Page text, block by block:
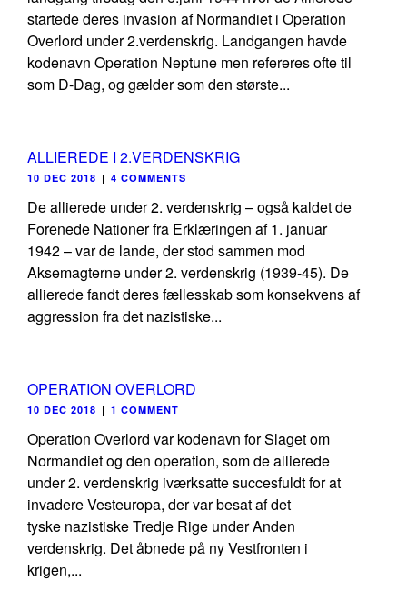
startede deres invasion af Normandiet i Operation
Overlord under 2.verdenskrig. Landgangen havde
kodenavn Operation Neptune men refereres ofte til
som D-Dag, og gælder som den største...
ALLIEREDE I 2.VERDENSKRIG
10 DEC 2018 | 4 COMMENTS
De allierede under 2. verdenskrig – også kaldet de
Forenede Nationer fra Erklæringen af 1. januar
1942 – var de lande, der stod sammen mod
Aksemagterne under 2. verdenskrig (1939-45). De
allierede fandt deres fællesskab som konsekvens af
aggression fra det nazistiske...
OPERATION OVERLORD
10 DEC 2018 | 1 COMMENT
Operation Overlord var kodenavn for Slaget om
Normandiet og den operation, som de allierede
under 2. verdenskrig iværksatte succesfuldt for at
invadere Vesteuropa, der var besat af det
tyske nazistiske Tredje Rige under Anden
verdenskrig. Det åbnede på ny Vestfronten i
krigen,...